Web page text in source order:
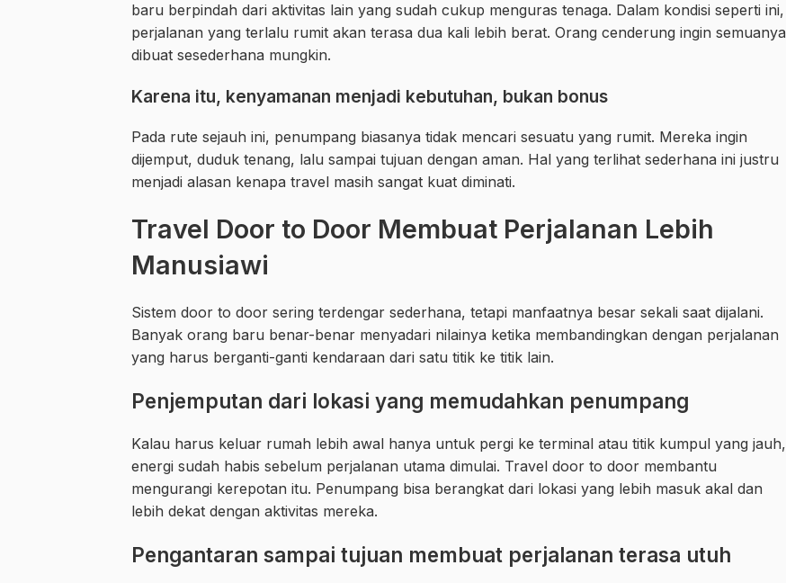
baru berpindah dari aktivitas lain yang sudah cukup menguras tenaga. Dalam kondisi seperti ini,
perjalanan yang terlalu rumit akan terasa dua kali lebih berat. Orang cenderung ingin semuanya
dibuat sesederhana mungkin.
Karena itu, kenyamanan menjadi kebutuhan, bukan bonus
Pada rute sejauh ini, penumpang biasanya tidak mencari sesuatu yang rumit. Mereka ingin
dijemput, duduk tenang, lalu sampai tujuan dengan aman. Hal yang terlihat sederhana ini justru
menjadi alasan kenapa travel masih sangat kuat diminati.
Travel Door to Door Membuat Perjalanan Lebih
Manusiawi
Sistem door to door sering terdengar sederhana, tetapi manfaatnya besar sekali saat dijalani.
Banyak orang baru benar-benar menyadari nilainya ketika membandingkan dengan perjalanan
yang harus berganti-ganti kendaraan dari satu titik ke titik lain.
Penjemputan dari lokasi yang memudahkan penumpang
Kalau harus keluar rumah lebih awal hanya untuk pergi ke terminal atau titik kumpul yang jauh,
energi sudah habis sebelum perjalanan utama dimulai. Travel door to door membantu
mengurangi kerepotan itu. Penumpang bisa berangkat dari lokasi yang lebih masuk akal dan
lebih dekat dengan aktivitas mereka.
Pengantaran sampai tujuan membuat perjalanan terasa utuh